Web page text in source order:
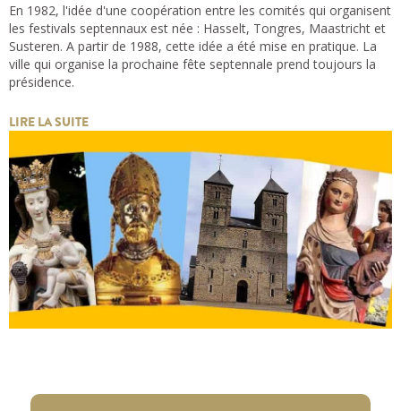
En 1982, l'idée d'une coopération entre les comités qui organisent
les festivals septennaux est née : Hasselt, Tongres, Maastricht et
Susteren. A partir de 1988, cette idée a été mise en pratique. La
ville qui organise la prochaine fête septennale prend toujours la
présidence.
LIRE LA SUITE